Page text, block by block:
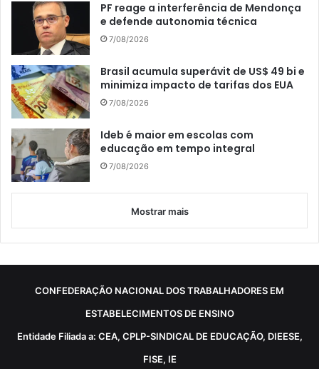
PF reage a interferência de Mendonça
e defende autonomia técnica
7/08/2026
Brasil acumula superávit de US$ 49 bi e
minimiza impacto de tarifas dos EUA
7/08/2026
Ideb é maior em escolas com
educação em tempo integral
7/08/2026
Mostrar mais
CONFEDERAÇÃO NACIONAL DOS TRABALHADORES EM
ESTABELECIMENTOS DE ENSINO
Entidade Filiada a: CEA, CPLP-SINDICAL DE EDUCAÇÃO, DIEESE,
FISE, IE